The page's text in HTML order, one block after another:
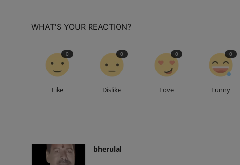
WHAT'S YOUR REACTION?
0
Like
0
Dislike
0
Love
0
Funny
bherulal